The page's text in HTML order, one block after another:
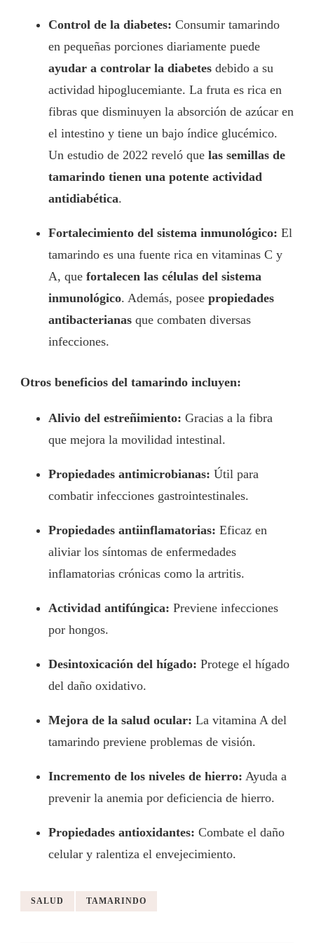
Control de la diabetes: Consumir tamarindo
en pequeñas porciones diariamente puede
ayudar a controlar la diabetes debido a su
actividad hipoglucemiante. La fruta es rica en
fibras que disminuyen la absorción de azúcar en
el intestino y tiene un bajo índice glucémico.
Un estudio de 2022 reveló que las semillas de
tamarindo tienen una potente actividad
antidiabética.
Fortalecimiento del sistema inmunológico: El
tamarindo es una fuente rica en vitaminas C y
A, que fortalecen las células del sistema
inmunológico. Además, posee propiedades
antibacterianas que combaten diversas
infecciones.
Otros beneficios del tamarindo incluyen:
Alivio del estreñimiento: Gracias a la fibra
que mejora la movilidad intestinal.
Propiedades antimicrobianas: Útil para
combatir infecciones gastrointestinales.
Propiedades antiinflamatorias: Eficaz en
aliviar los síntomas de enfermedades
inflamatorias crónicas como la artritis.
Actividad antifúngica: Previene infecciones
por hongos.
Desintoxicación del hígado: Protege el hígado
del daño oxidativo.
Mejora de la salud ocular: La vitamina A del
tamarindo previene problemas de visión.
Incremento de los niveles de hierro: Ayuda a
prevenir la anemia por deficiencia de hierro.
Propiedades antioxidantes: Combate el daño
celular y ralentiza el envejecimiento.
SALUD TAMARINDO